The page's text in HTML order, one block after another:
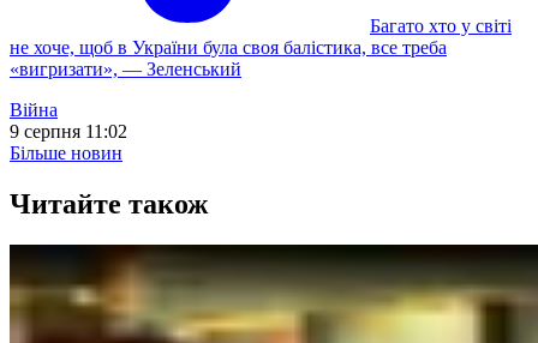
Багато хто у світі
не хоче, щоб в України була своя балістика, все треба
«вигризати», — Зеленський
Війна
9 серпня 11:02
Більше новин
Читайте також